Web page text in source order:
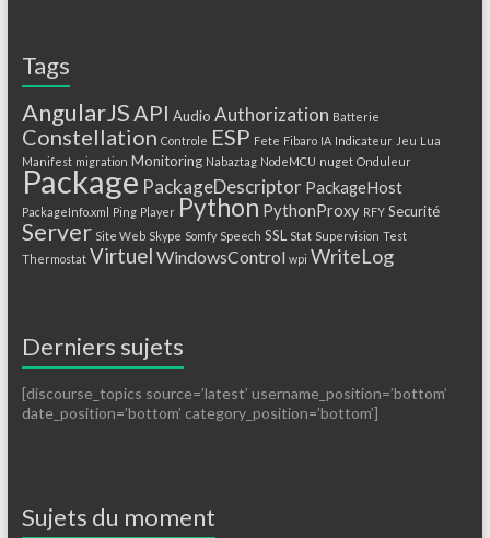
Tags
AngularJS API Audio Authorization Batterie
Constellation Controle ESP Fete Fibaro IA Indicateur Jeu Lua
Manifest migration Monitoring Nabaztag NodeMCU nuget Onduleur
Package PackageDescriptor PackageHost
PackageInfo.xml Ping Player Python PythonProxy RFY Securité
Server Site Web Skype Somfy Speech SSL Stat Supervision Test
Thermostat Virtuel WindowsControl wpi WriteLog
Derniers sujets
[discourse_topics source=’latest’ username_position=’bottom’
date_position=’bottom’ category_position=’bottom’]
Sujets du moment